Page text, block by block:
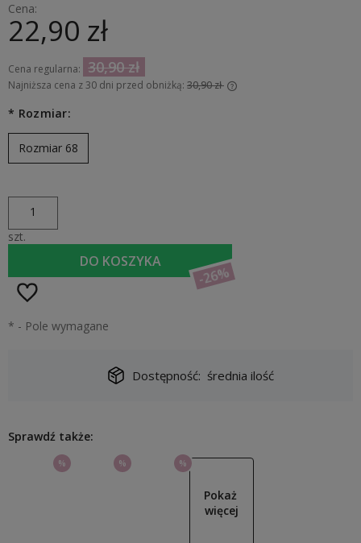
Cena:
22,90 zł
Cena regularna: 30,90 zł
Najniższa cena z 30 dni przed obniżką: 30,90 zł
jest najniższa cena od momentu, kiedy produkt pojawił się w
sprzedaży.
* Rozmiar:
Rozmiar 68
szt.
DO KOSZYKA
-26%
* - Pole wymagane
Dostępność: średnia ilość
Sprawdź także:
% % %
Pokaż
więcej